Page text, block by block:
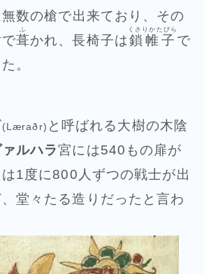
無数の槍で出来ており、その
葺
ふ
かれ、長椅子は鎖帷子
くさりかたびら
で
。
(Læraðr) と呼ばれる大樹の木陰
ァルハラ宮には540もの扉が
1度に800人ずつの戦士が出
堂々たる造りだったと言わ